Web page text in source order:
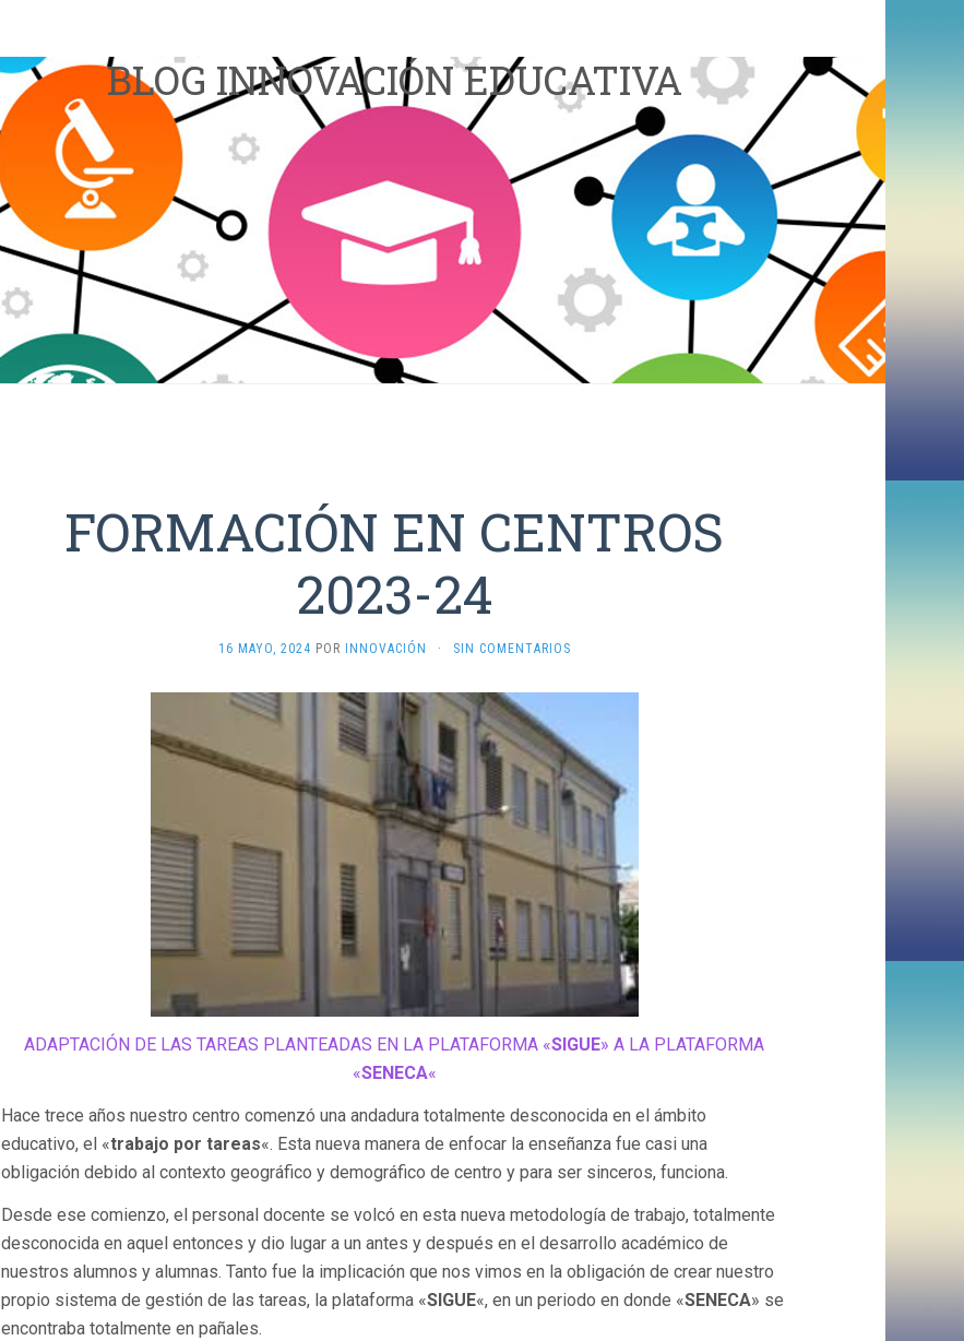
BLOG INNOVACIÓN EDUCATIVA
FORMACIÓN EN CENTROS
2023-24
16 MAYO, 2024 POR INNOVACIÓN · SIN COMENTARIOS
ADAPTACIÓN DE LAS TAREAS PLANTEADAS EN LA PLATAFORMA «SIGUE» A LA PLATAFORMA
«SENECA«
Hace trece años nuestro centro comenzó una andadura totalmente desconocida en el ámbito
educativo, el «trabajo por tareas«. Esta nueva manera de enfocar la enseñanza fue casi una
obligación debido al contexto geográfico y demográfico de centro y para ser sinceros, funciona.
Desde ese comienzo, el personal docente se volcó en esta nueva metodología de trabajo, totalmente
desconocida en aquel entonces y dio lugar a un antes y después en el desarrollo académico de
nuestros alumnos y alumnas. Tanto fue la implicación que nos vimos en la obligación de crear nuestro
propio sistema de gestión de las tareas, la plataforma «SIGUE«, en un periodo en donde «SENECA» se
encontraba totalmente en pañales.